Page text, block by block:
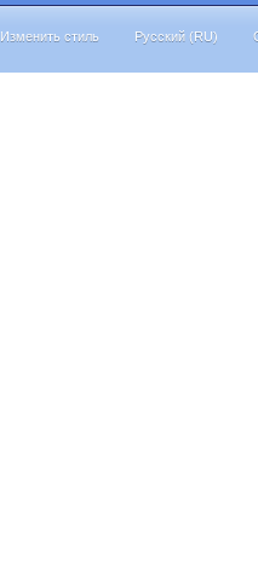
Изменить стиль Русский (RU)